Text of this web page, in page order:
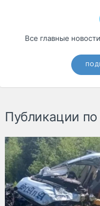
Все главные
Публикации